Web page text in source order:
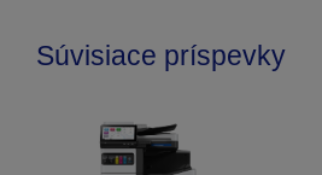
Súvisiace príspevky